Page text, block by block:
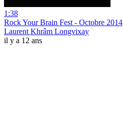
1:38
Rock Your Brain Fest - Octobre 2014
Laurent Khrâm Longvixay
il y a 12 ans